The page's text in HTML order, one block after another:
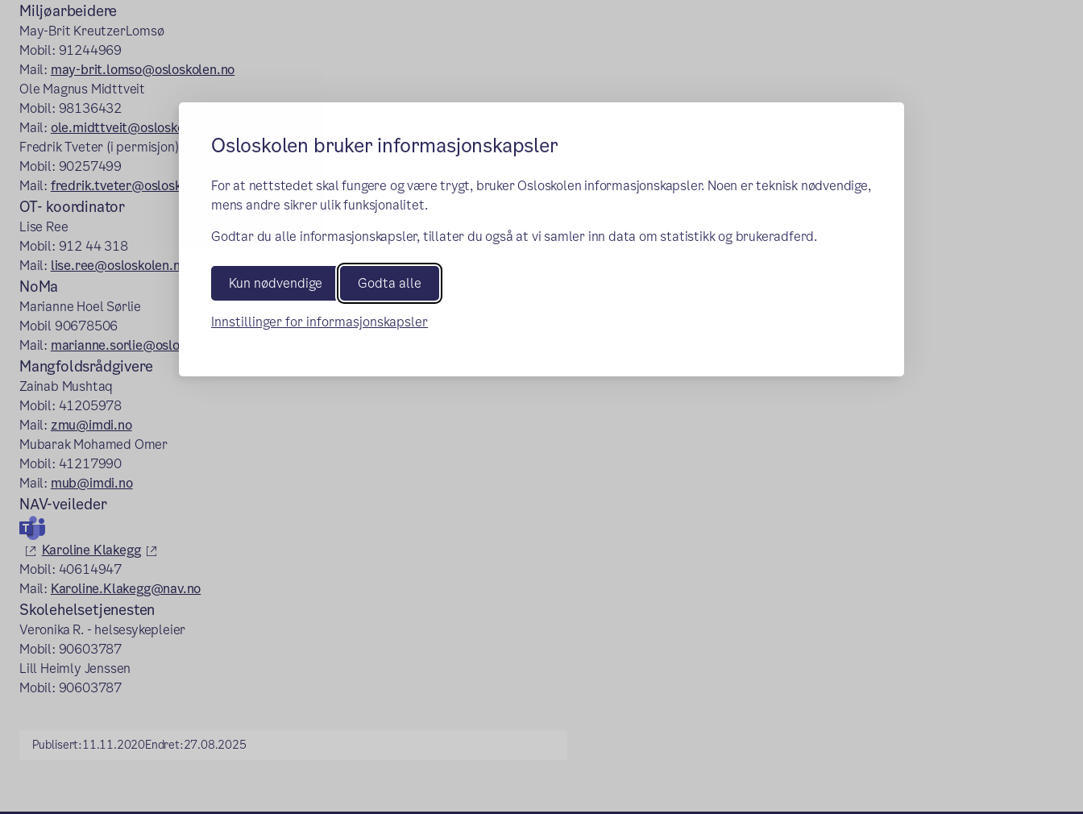
Osloskolen bruker informasjonskapsler
For at nettstedet skal fungere og være trygt, bruker Osloskolen informasjonskapsler. Noen er teknisk nødvendige,
mens andre sikrer ulik funksjonalitet.
Godtar du alle informasjonskapsler, tillater du også at vi samler inn data om statistikk og brukeradferd.
Kun nødvendige Godta alle
Innstillinger for informasjonskapsler
Miljøarbeidere
May-Brit KreutzerLomsø
Mobil: 91244969
Mail: may-brit.lomso@osloskolen.no
Ole Magnus Midttveit
Mobil: 98136432
Mail: ole.midttveit@osloskolen.no
Fredrik Tveter (i permisjon)
Mobil: 90257499
Mail: fredrik.tveter@osloskolen.no
OT- koordinator
Lise Ree
Mobil: 912 44 318
Mail: lise.ree@osloskolen.no
NoMa
Marianne Hoel Sørlie
Mobil 90678506
Mail: marianne.sorlie@osloskolen.no
Mangfoldsrådgivere
Zainab Mushtaq
Mobil: 41205978
Mail: zmu@imdi.no
Mubarak Mohamed Omer
Mobil: 41217990
Mail: mub@imdi.no
NAV-veileder
(ekstern lenke)
Karoline Klakegg
(ekstern lenke)
Mobil: 40614947
Mail: Karoline.Klakegg@nav.no
Skolehelsetjenesten
Veronika R. - helsesykepleier
Mobil: 90603787
Lill Heimly Jenssen
Mobil: 90603787
Publisert:11.11.2020Endret:27.08.2025